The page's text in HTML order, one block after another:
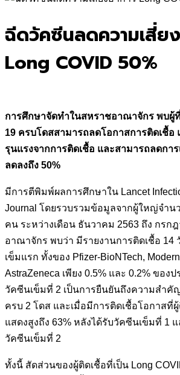
ฉีดวัคซีนลดความเสี่ย
Long COVID 50%
การศึกษาจัดทำในสหราชอาณาจักร พบผู้
19 ครบโดสสามารถลดโอกาสการติดเชื้อ
รุนแรงจากการติดเชื้อ และสามารถลดการ
ลดลงถึง 50%
มีการตีพิมพ์ผลการศึกษาใน Lancet
Journal โดยรวบรวมข้อมูลจากผู้ใหญ่จำ
คน ระหว่างเดือน ธันวาคม 2563 ถึง กรก
อาณาจักร พบว่า มีรายงานการติดเชื้อ 14
เข็มแรก ทั้งของ Pfizer-BioNTech,
AstraZeneca เพียง 0.5% และ 0.2% ของ
วัคซีนเข็มที่ 2 เป็นการยืนยันถึงความสำคั
ครบ 2 โดส และเมื่อมีการติดเชื้อโอกาสที่
แสดงสูงถึง 63% หลังได้รับวัคซีนเข็มที่ 1
วัคซีนเข็มที่ 2
ทั้งนี้ สัดส่วนของผู้ติดเชื้อที่เป็น Long